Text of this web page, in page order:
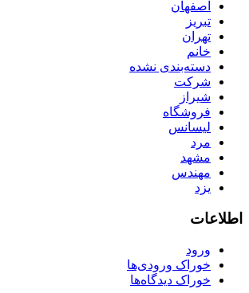
اصفهان
تبریز
تهران
خانم
دسته‌بندی نشده
شرکت
شیراز
فروشگاه
لیسانس
مرد
مشهد
مهندس
یزد
اطلاعات
ورود
خوراک ورودی‌ها
خوراک دیدگاه‌ها